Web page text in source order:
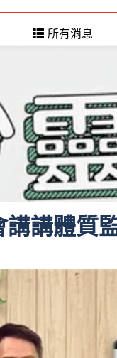
所有消息
講講體質